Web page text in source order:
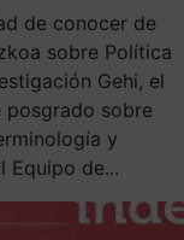
de conocer de
sobre Política
Gehi, el
posgrado sobre
y
Equipo de...